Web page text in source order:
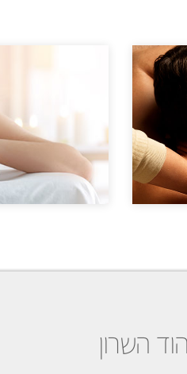
השרון